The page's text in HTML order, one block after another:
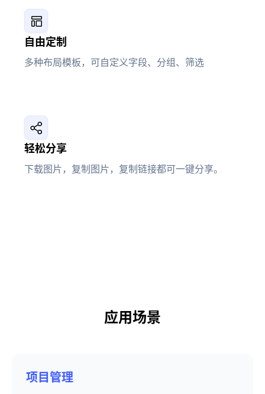
自由定制
多种布局模板，可自定义字段、分组、筛选
轻松分享
下载图片，复制图片，复制链接都可一键分享。
应用场景
项目管理